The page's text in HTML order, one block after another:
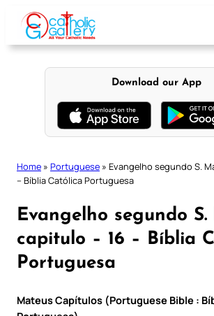
content
Download our App
Home » Portuguese » Evangelho segundo S.
– Bíblia Católica Portuguesa
Evangelho segundo
capitulo – 16 – Bíblia
Portuguesa
Mateus Capítulos (Portuguese Bible :